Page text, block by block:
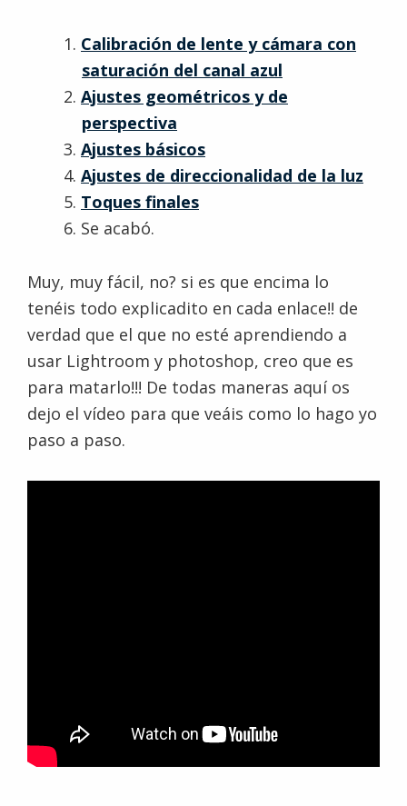
Calibración de lente y cámara con
saturación del canal azul
Ajustes geométricos y de
perspectiva
Ajustes básicos
Ajustes de direccionalidad de la luz
Toques finales
Se acabó.
Muy, muy fácil, no? si es que encima lo
tenéis todo explicadito en cada enlace!! de
verdad que el que no esté aprendiendo a
usar Lightroom y photoshop, creo que es
para matarlo!!! De todas maneras aquí os
dejo el vídeo para que veáis como lo hago yo
paso a paso.